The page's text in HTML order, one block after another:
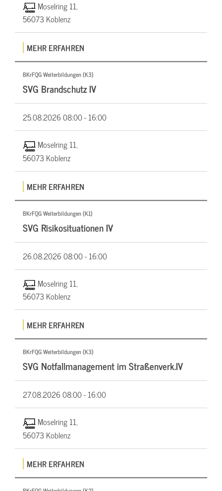
Moselring 11,
56073 Koblenz
MEHR ERFAHREN
BKrFQG Weiterbildungen (K3)
SVG Brandschutz IV
25.08.202608:00 - 16:00
Moselring 11,
56073 Koblenz
MEHR ERFAHREN
BKrFQG Weiterbildungen (K1)
SVG Risikosituationen IV
26.08.202608:00 - 16:00
Moselring 11,
56073 Koblenz
MEHR ERFAHREN
BKrFQG Weiterbildungen (K3)
SVG Notfallmanagement im Straßenverk.IV
27.08.202608:00 - 16:00
Moselring 11,
56073 Koblenz
MEHR ERFAHREN